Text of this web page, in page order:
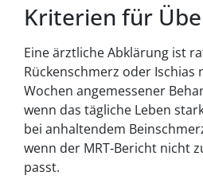
Kriterien für
Eine ärztliche Abklärung ist
Rückenschmerz oder Ischias
Wochen angemessener
wenn das tägliche Leben
bei anhaltendem
wenn der MRT‑Bericht nicht
passt.